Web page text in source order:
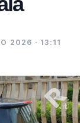
2026 · 13:11